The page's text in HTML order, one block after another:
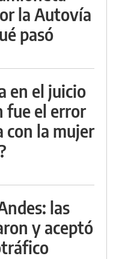
la Autovía
pasó
en el juicio
fue el error
con la mujer
las
y aceptó